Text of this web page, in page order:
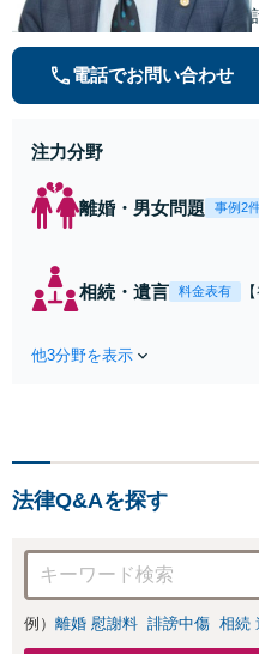
電話でお問い合わせ
注力分野
離婚・男女問題 事例2
相続・遺言 料金表有
他3分野を表示
法律Q&Aを探す
例） 離婚 慰謝料 誹謗中傷 相続